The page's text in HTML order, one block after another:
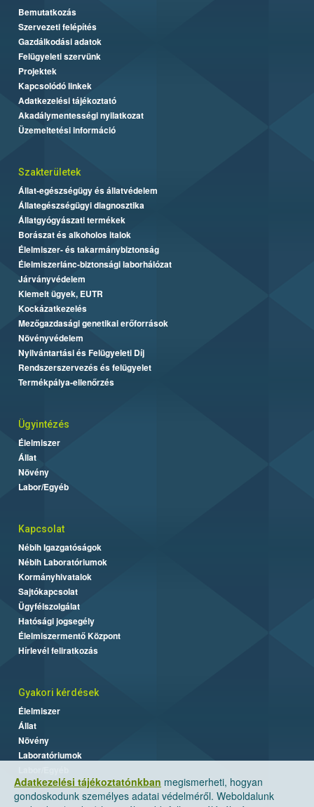
Adatkezelési tájékoztatónkban megismerheti, hogyan
gondoskodunk személyes adatai védelméről. Weboldalunk
Bemutatkozás
Szervezeti felépítés
Gazdálkodási adatok
Felügyeleti szervünk
Projektek
Kapcsolódó linkek
Adatkezelési tájékoztató
Akadálymentességi nyilatkozat
Üzemeltetési információ
Szakterületek
Állat-egészségügy és állatvédelem
Állategészségügyi diagnosztika
Állatgyógyászati termékek
Borászat és alkoholos italok
Élelmiszer- és takarmánybiztonság
Élelmiszerlánc-biztonsági laborhálózat
Járványvédelem
Kiemelt ügyek, EUTR
Kockázatkezelés
Mezőgazdasági genetikai erőforrások
Növényvédelem
Nyilvántartási és Felügyeleti Díj
Rendszerszervezés és felügyelet
Termékpálya-ellenőrzés
Ügyintézés
Élelmiszer
Állat
Növény
Labor/Egyéb
Kapcsolat
Nébih Igazgatóságok
Nébih Laboratóriumok
Kormányhivatalok
Sajtókapcsolat
Ügyfélszolgálat
Hatósági jogsegély
Élelmiszermentő Központ
Hírlevél feliratkozás
Gyakori kérdések
Élelmiszer
Állat
Növény
Laboratóriumok